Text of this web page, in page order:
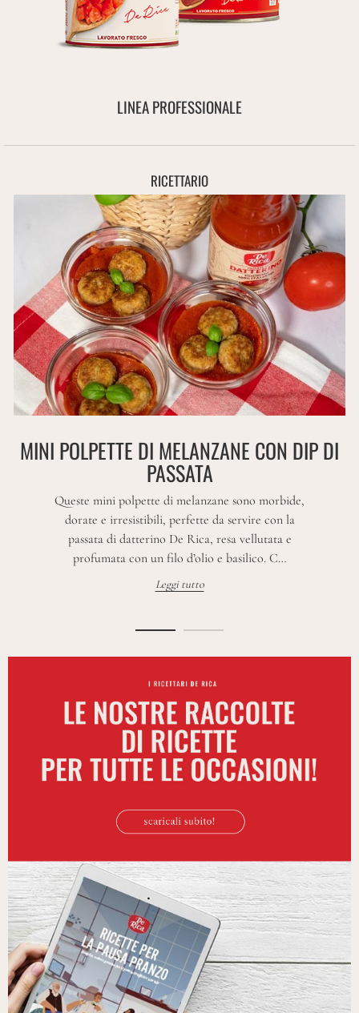
LINEA PROFESSIONALE
RICETTARIO
MINI POLPETTE DI MELANZANE CON DIP DI
PASSATA
Queste mini polpette di melanzane sono morbide,
dorate e irresistibili, perfette da servire con la
passata di datterino De Rica, resa vellutata e
profumata con un filo d’olio e basilico. C…
Leggi tutto